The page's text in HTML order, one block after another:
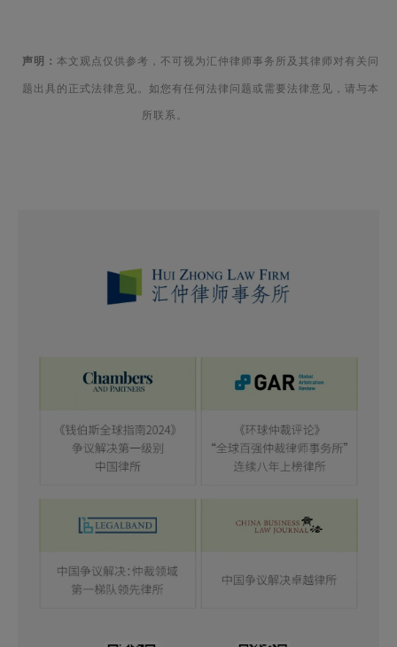
声明 ： 本文观点仅供参考，不可视为汇仲律师事务所及其律师对有关问
题出具的正式法律意见。如您有任何法律问题或需要法律意见，请与本
所联系。